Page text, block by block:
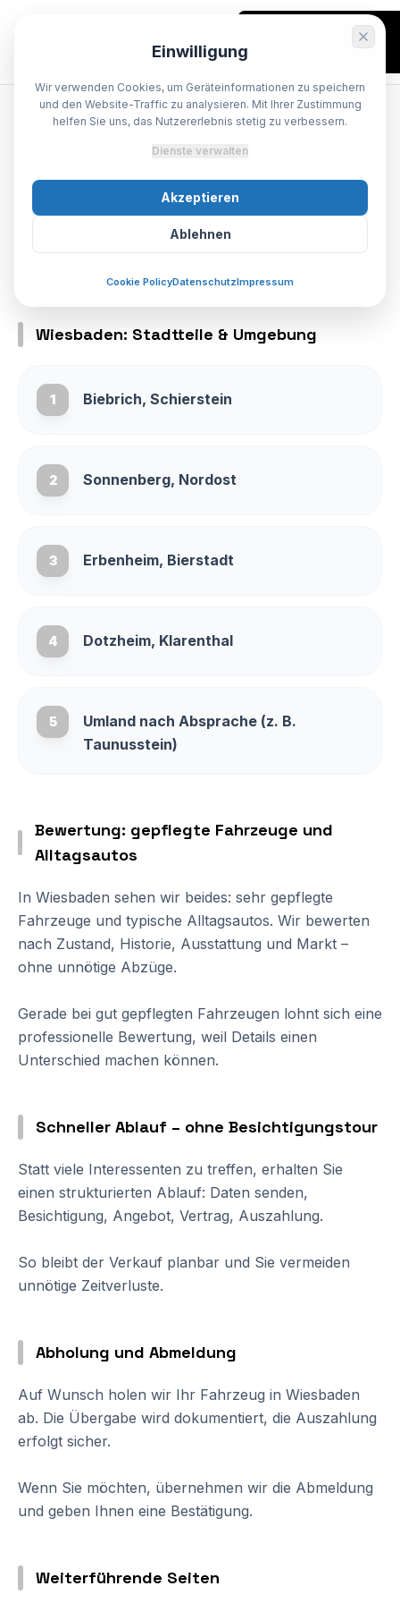
SPEZIALIST BODENHEIM
verkaufen Wiesbaden
transparent
Wiesbaden ist vielfältig – vom Pendlerfahrzeug bis
zum gepflegten Premium-Modell. Wir bewerten Ihr
Auto fair, zahlen sicher aus und bieten auf Wunsch
Wiesbaden: Stadtteile & Umgebung
1 Biebrich, Schierstein
2 Sonnenberg, Nordost
3 Erbenheim, Bierstadt
4 Dotzheim, Klarenthal
5
Umland nach Absprache (z. B.
Taunusstein)
Bewertung: gepflegte Fahrzeuge und
Alltagsautos
In Wiesbaden sehen wir beides: sehr gepflegte
Fahrzeuge und typische Alltagsautos. Wir bewerten
nach Zustand, Historie, Ausstattung und Markt –
ohne unnötige Abzüge.
Gerade bei gut gepflegten Fahrzeugen lohnt sich eine
professionelle Bewertung, weil Details einen
Unterschied machen können.
Schneller Ablauf – ohne Besichtigungstour
Statt viele Interessenten zu treffen, erhalten Sie
einen strukturierten Ablauf: Daten senden,
Besichtigung, Angebot, Vertrag, Auszahlung.
So bleibt der Verkauf planbar und Sie vermeiden
unnötige Zeitverluste.
Abholung und Abmeldung
Auf Wunsch holen wir Ihr Fahrzeug in Wiesbaden
ab. Die Übergabe wird dokumentiert, die Auszahlung
erfolgt sicher.
Wenn Sie möchten, übernehmen wir die Abmeldung
und geben Ihnen eine Bestätigung.
Weiterführende Seiten
Einwilligung
Wir verwenden Cookies, um Geräteinformationen zu speichern
und den Website-Traffic zu analysieren. Mit Ihrer Zustimmung
helfen Sie uns, das Nutzererlebnis stetig zu verbessern.
Dienste verwalten
Akzeptieren
Ablehnen
Cookie PolicyDatenschutzImpressum